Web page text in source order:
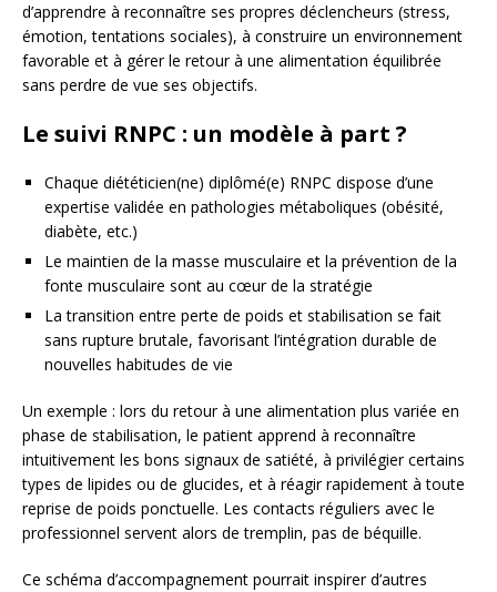
d’apprendre à reconnaître ses propres déclencheurs (stress,
émotion, tentations sociales), à construire un environnement
favorable et à gérer le retour à une alimentation équilibrée
sans perdre de vue ses objectifs.
Le suivi RNPC : un modèle à part ?
Chaque diététicien(ne) diplômé(e) RNPC dispose d’une
expertise validée en pathologies métaboliques (obésité,
diabète, etc.)
Le maintien de la masse musculaire et la prévention de la
fonte musculaire sont au cœur de la stratégie
La transition entre perte de poids et stabilisation se fait
sans rupture brutale, favorisant l’intégration durable de
nouvelles habitudes de vie
Un exemple : lors du retour à une alimentation plus variée en
phase de stabilisation, le patient apprend à reconnaître
intuitivement les bons signaux de satiété, à privilégier certains
types de lipides ou de glucides, et à réagir rapidement à toute
reprise de poids ponctuelle. Les contacts réguliers avec le
professionnel servent alors de tremplin, pas de béquille.
Ce schéma d’accompagnement pourrait inspirer d’autres